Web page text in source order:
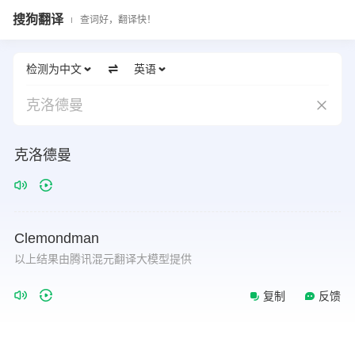
搜狗翻译 查词好，翻译快！
检测为中文 英语
克洛德曼
克洛德曼
Clemondman
以上结果由腾讯混元翻译大模型提供
复制 反馈